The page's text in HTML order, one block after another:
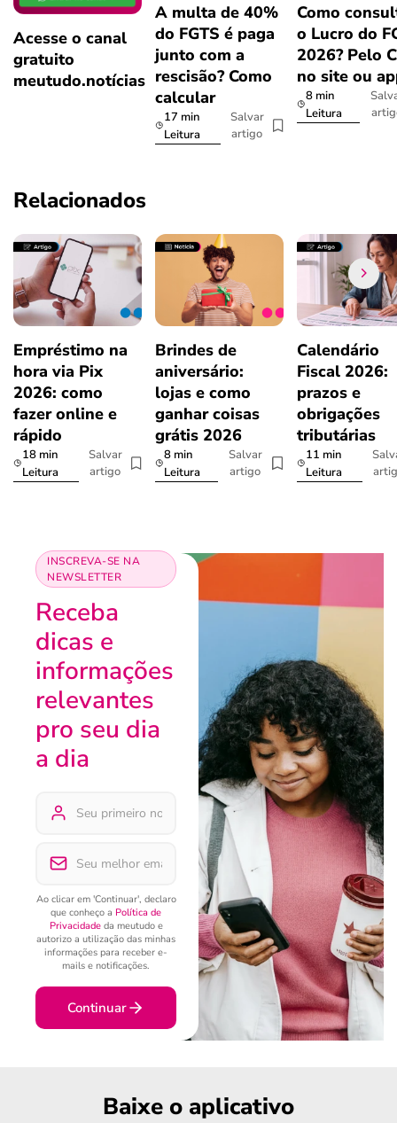
Acesse o canal
gratuito
meutudo.notícias
A multa de 40%
do FGTS é paga
junto com a
rescisão? Como
calcular
17 min
Leitura
Salvar
artigo
Como
o Lucro do
2026? Pelo
no site ou
8 min
Leitura
Relacionados
Empréstimo na
hora via Pix
2026: como
fazer online e
rápido
18 min
Leitura
Salvar
artigo
Brindes de
aniversário:
lojas e como
ganhar coisas
grátis 2026
8 min
Leitura
Salvar
artigo
Calendário
Fiscal 2026:
prazos e
obrigações
tributárias
11 min
Leitura
INSCREVA-SE NA
NEWSLETTER
Receba
dicas e
informações
relevantes
pro seu dia
a dia
Ao clicar em 'Continuar', declaro
que conheço a Política de
Privacidadeda meutudo e
autorizo a utilização das minhas
informações para receber e-
mails e notificações.
Continuar
Baixe o aplicativo